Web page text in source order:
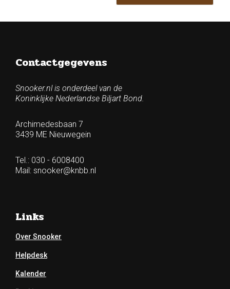
Contactgegevens
Snooker.nl is onderdeel van de
Koninklijke Nederlandse Biljart Bond.
Archimedesbaan 7
3439 ME Nieuwegein
Tel.: 030 - 6008400
Mail: snooker@knbb.nl
Links
Over Snooker
Helpdesk
Kalender